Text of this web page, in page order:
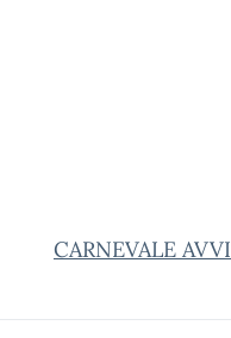
CARNEVALE